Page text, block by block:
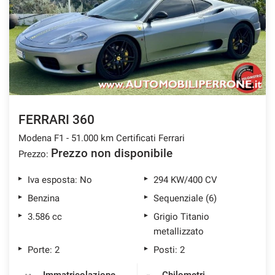
ASSISTENZA POST VENDITA
CONTATTI
NEWS
AREA COMMERCIANTI
FERRARI 360
Modena F1 - 51.000 km Certificati Ferrari
Prezzo: Prezzo non disponibile
Iva esposta: No
294 KW/400 CV
Benzina
Sequenziale (6)
3.586 cc
Grigio Titanio
metallizzato
Porte: 2
Posti: 2
tracciamento
che
adottiamo
per
offrire
le
funzionalità
e
le
attività
di
seguito
Per
maggiori
informazioni
sul